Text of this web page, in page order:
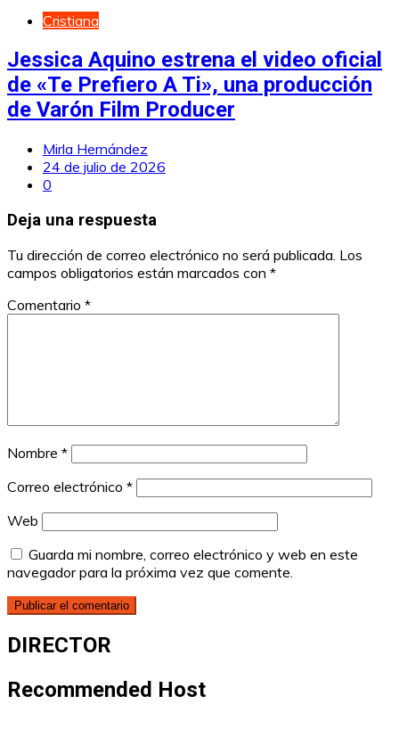
Cristiana
Jessica Aquino estrena el video oficial
de «Te Prefiero A Ti», una producción
de Varón Film Producer
Mirla Hernández
24 de julio de 2026
0
Deja una respuesta
Tu dirección de correo electrónico no será publicada. Los
campos obligatorios están marcados con *
Comentario *
Nombre *
Correo electrónico *
Web
Guarda mi nombre, correo electrónico y web en este
navegador para la próxima vez que comente.
DIRECTOR
Recommended Host